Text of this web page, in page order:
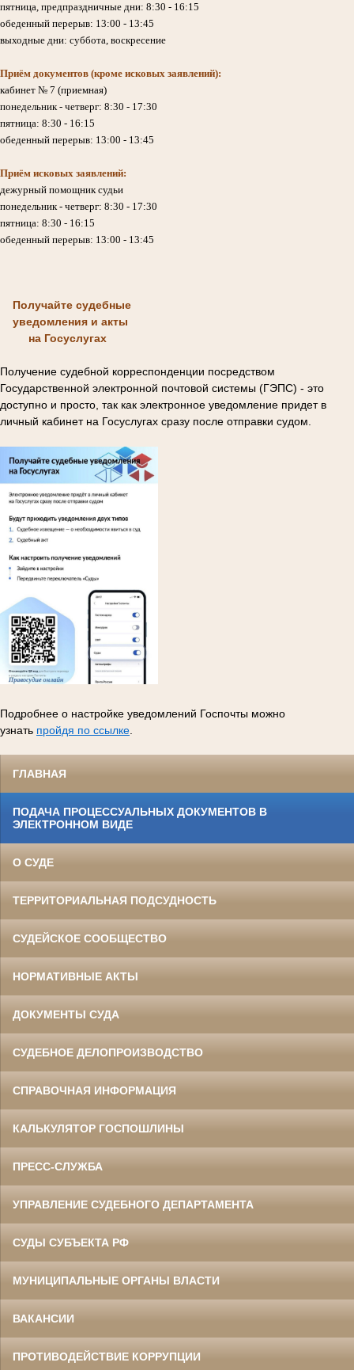
пятница, предпраздничные дни: 8:30 - 16:15
обеденный перерыв: 13:00 - 13:45
выходные дни: суббота, воскресение
Приём документов (кроме исковых заявлений):
кабинет № 7 (приемная)
понедельник - четверг: 8:30 - 17:30
пятница: 8:30 - 16:15
обеденный перерыв: 13:00 - 13:45
Приём исковых заявлений:
дежурный помощник судьи
понедельник - четверг: 8:30 - 17:30
пятница: 8:30 - 16:15
обеденный перерыв: 13:00 - 13:45
Получайте судебные
уведомления и акты
на Госуслугах
Получение судебной корреспонденции посредством
Государственной электронной почтовой системы (ГЭПС) - это
доступно и просто, так как электронное уведомление придет в
личный кабинет на Госуслугах сразу после отправки судом.
Подробнее о настройке уведомлений Госпочты можно
узнать пройдя по ссылке
ГЛАВНАЯ
ПОДАЧА ПРОЦЕССУАЛЬНЫХ ДОКУМЕНТОВ В
ЭЛЕКТРОННОМ ВИДЕ
О СУДЕ
ТЕРРИТОРИАЛЬНАЯ ПОДСУДНОСТЬ
СУДЕЙСКОЕ СООБЩЕСТВО
НОРМАТИВНЫЕ АКТЫ
ДОКУМЕНТЫ СУДА
СУДЕБНОЕ ДЕЛОПРОИЗВОДСТВО
СПРАВОЧНАЯ ИНФОРМАЦИЯ
КАЛЬКУЛЯТОР ГОСПОШЛИНЫ
ПРЕСС-СЛУЖБА
УПРАВЛЕНИЕ СУДЕБНОГО ДЕПАРТАМЕНТА
СУДЫ СУБЪЕКТА РФ
МУНИЦИПАЛЬНЫЕ ОРГАНЫ ВЛАСТИ
ВАКАНСИИ
ПРОТИВОДЕЙСТВИЕ КОРРУПЦИИ